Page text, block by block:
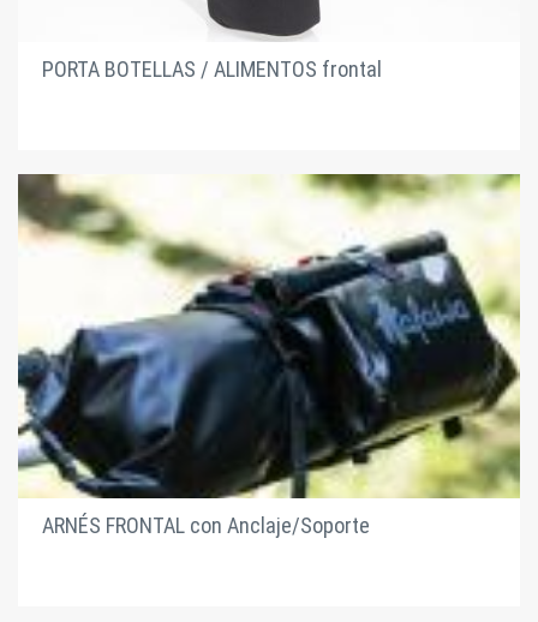
PORTA BOTELLAS / ALIMENTOS frontal
ARNÉS FRONTAL con Anclaje/Soporte